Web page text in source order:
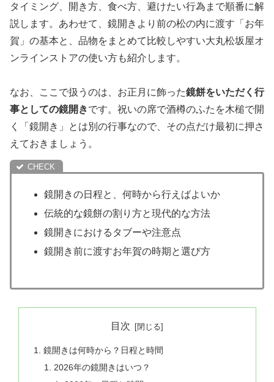
タイミング、開き方、食べ方、避けたい行為まで順番に解
説します。あわせて、鏡開きより前の松の内に渡す「お年
賀」の基本と、品物をまとめて比較しやすい大丸松坂屋オ
ンラインストアの使い方も紹介します。
なお、ここで扱うのは、お正月に飾った鏡餅をいただく行
事としての鏡開きです。祝いの席で酒樽のふたを木槌で開
く「鏡開き」とは別の行事なので、その点だけ最初に押さ
えておきましょう。
鏡開きの日程と、何時から行えばよいか
伝統的な鏡餅の割り方と現代的な方法
鏡開きにおけるタブーや注意点
鏡開き前に渡すお年賀の時期と選び方
目次
鏡開きは何時から？日程と時間
2026年の鏡開きはいつ？